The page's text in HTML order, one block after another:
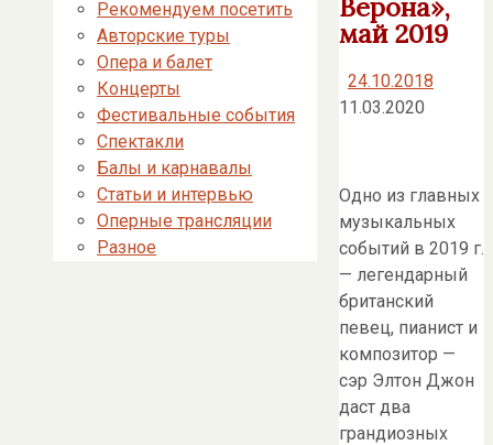
Верона»,
май 2019
24.10.2018
11.03.2020
Одно из главных
музыкальных
событий в 2019 г.
— легендарный
британский
певец, пианист и
композитор —
сэр Элтон Джон
даст два
грандиозных
Рекомендуем посетить
Авторские туры
Опера и балет
Концерты
Фестивальные события
Спектакли
Балы и карнавалы
Статьи и интервью
Оперные трансляции
Разное